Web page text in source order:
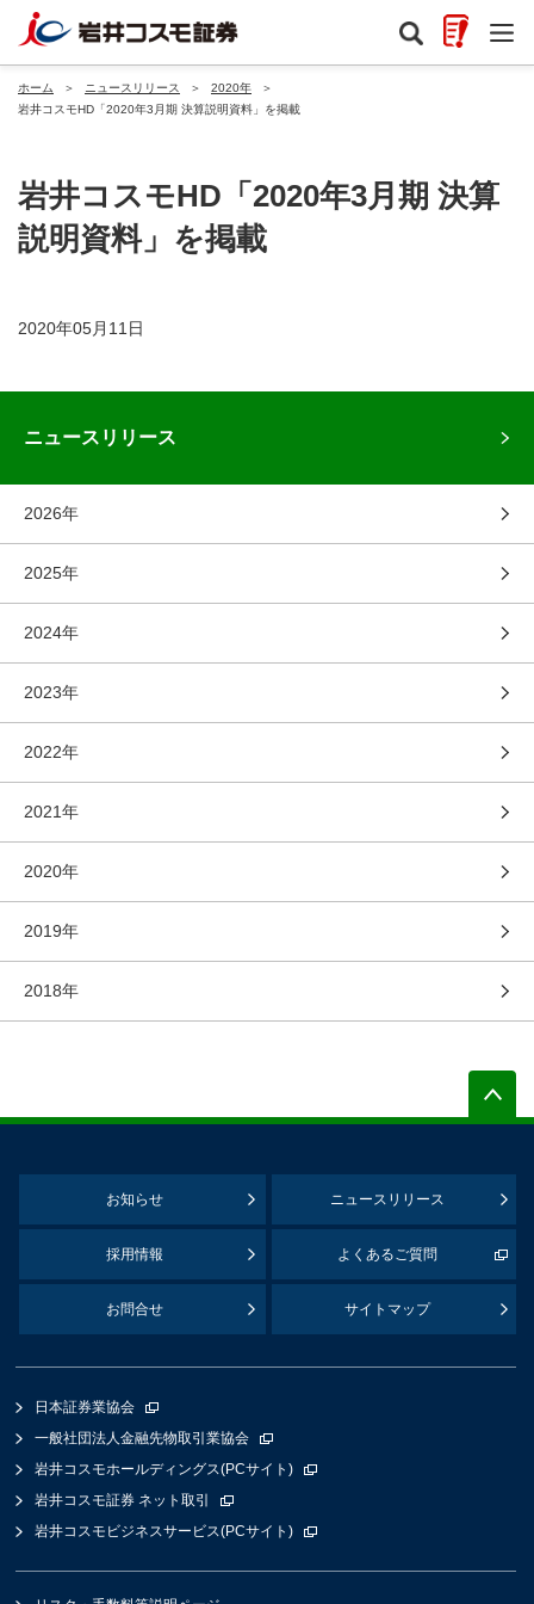
ホーム ＞ ニュースリリース ＞ 2020年
＞
岩井コスモHD「2020年3月期 決算説明資料」を掲載
岩井コスモHD「2020年3月期 決算
説明資料」を掲載
2020年05月11日
ニュースリリース
2026年
2025年
2024年
2023年
2022年
2021年
2020年
2019年
2018年
お知らせ ニュースリリース
採用情報 よくあるご質問
お問合せ サイトマップ
日本証券業協会
一般社団法人金融先物取引業協会
岩井コスモホールディングス(PCサイト)
岩井コスモ証券 ネット取引
岩井コスモビジネスサービス(PCサイト)